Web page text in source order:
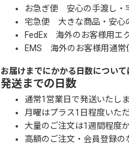
お急ぎ便 安心の手渡し・
宅急便 大きな商品・安心
FedEx 海外のお客様用エ
EMS 海外のお客様用通常
お届けまでにかかる日数について
発送までの日数
通常1営業日で発送いたし
月曜はプラス1日程度いた
大量のご注文は1週間程度
高額のご注文・会員登録